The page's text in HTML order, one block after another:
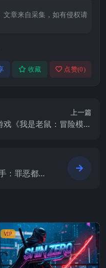
章来自采集，如有侵权请
收藏 点赞(0)
上一篇
《我是老鼠：冒险模拟
：罪恶都市V
VIP